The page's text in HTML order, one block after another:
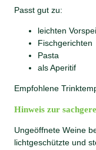
Passt gut zu:
leichten
Fischgerichten
Pasta
als Aperitif
Empfohlene
Hinweis zur
Ungeöffnete Weine
lichtgeschützte und